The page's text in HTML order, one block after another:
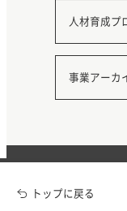
トップに戻る
人材育成プ
事業アーカ